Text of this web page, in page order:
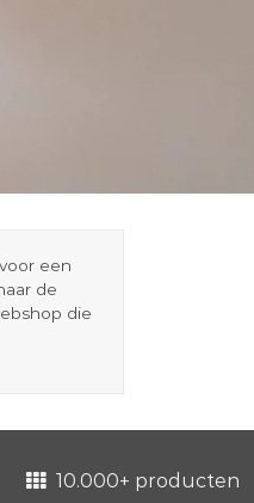
een
de
die
10.000+ producten